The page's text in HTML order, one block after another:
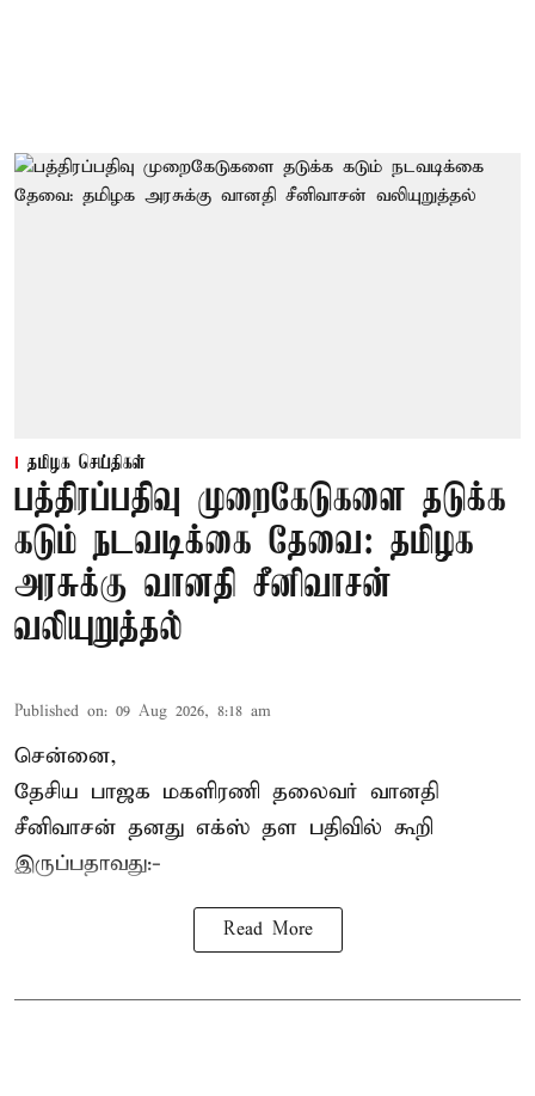
தமிழக செய்திகள்
பத்திரப்பதிவு முறைகேடுகளை தடுக்க
கடும் நடவடிக்கை தேவை: தமிழக
அரசுக்கு வானதி சீனிவாசன்
வலியுறுத்தல்
Published on: 09 Aug 2026, 8:18 am
சென்னை,
தேசிய பாஜக மகளிரணி தலைவர் வானதி
சீனிவாசன் தனது எக்ஸ் தள பதிவில் கூறி
இருப்பதாவது:-
Read More